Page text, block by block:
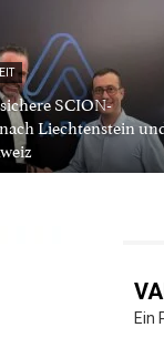
SCION-
Liechtenstein
Ein